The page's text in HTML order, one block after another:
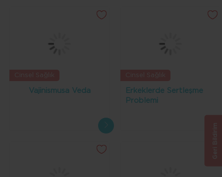
Vajinismusa Veda
Erkeklerde Sertleşme
Problemi